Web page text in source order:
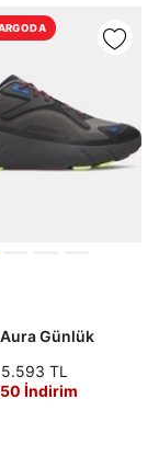
istersin?
Günlük
5.593 TL
İndirim